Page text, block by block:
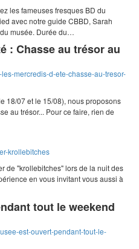
les fameuses fresques BD du
avec notre guide CBBD, Sarah
musée. Durée du…
: Chasse au trésor au
mercredis-d-ete-chasse-au-tresor-
18/07 et le 15/08), nous proposons
au trésor... Pour ce faire, rien de
krollebitches
de "krollebitches" lors de la nuit des
en vous invitant vous aussi à
tout le weekend
est-ouvert-pendant-tout-le-